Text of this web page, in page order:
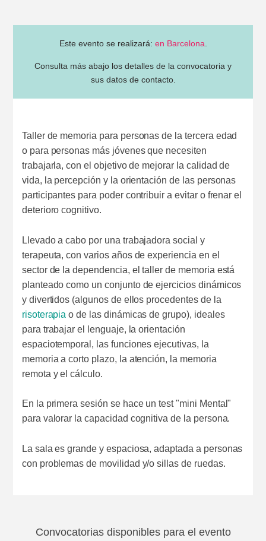
Este evento se realizará: en Barcelona
Consulta más abajo los detalles de la convocatoria y
sus datos de contacto.
Taller de memoria para personas de la tercera edad
o para personas más jóvenes que necesiten
trabajarla, con el objetivo de mejorar la calidad de
vida, la percepción y la orientación de las personas
participantes para poder contribuir a evitar o frenar el
deterioro cognitivo.
Llevado a cabo por una trabajadora social y
terapeuta, con varios años de experiencia en el
sector de la dependencia, el taller de memoria está
planteado como un conjunto de ejercicios dinámicos
y divertidos (algunos de ellos procedentes de la
risoterapia o de las dinámicas de grupo), ideales
para trabajar el lenguaje, la orientación
espaciotemporal, las funciones ejecutivas, la
memoria a corto plazo, la atención, la memoria
remota y el cálculo.
En la primera sesión se hace un test "mini Mental"
para valorar la capacidad cognitiva de la persona.
La sala es grande y espaciosa, adaptada a personas
con problemas de movilidad y/o sillas de ruedas.
Convocatorias disponibles para el evento